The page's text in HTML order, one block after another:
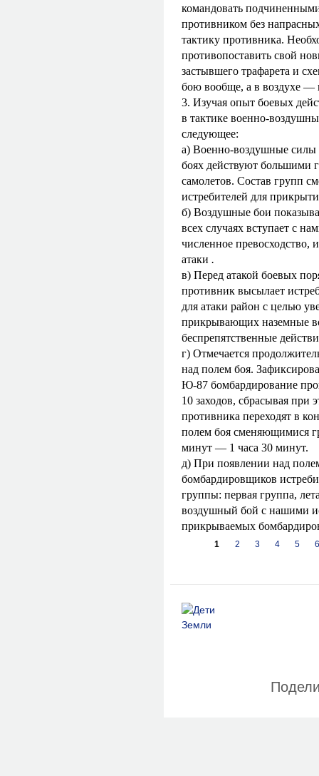
командовать
противником без
тактику противника.
противопоставить свой
застывшего трафарета и
бою вообще, а в воздухе —
3. Изучая опыт боевых
в тактике военно-
следующее:
а) Военно-воздушные силы
боях действуют большими
самолетов. Состав групп
истребителей для
б) Воздушные бои
всех случаях вступает с
численное превосходство,
атаки .
в) Перед атакой боевых
противник высылает
для атаки район с целью
прикрывающих наземные
беспрепятственные
г) Отмечается
над полем боя.
Ю-87 бомбардирование
10 заходов, сбрасывая
противника переходят в
полем боя сменяющимися
минут — 1 часа 30 минут.
д) При появлении над
бомбардировщиков
группы: первая группа,
воздушный бой с нашими
прикрываемых
Страницы
1 2 3 4 5